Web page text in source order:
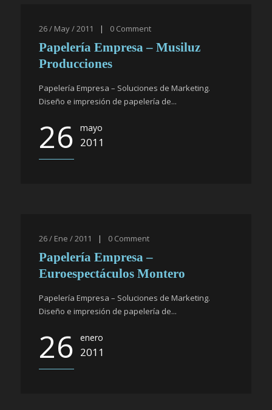
26 / May / 2011 | 0 Comment
Papelería Empresa – Musiluz
Producciones
Papelería Empresa – Soluciones de Marketing.
Diseño e impresión de papelería de...
26 mayo
2011
26 / Ene / 2011 | 0 Comment
Papelería Empresa –
Euroespectáculos Montero
Papelería Empresa – Soluciones de Marketing.
Diseño e impresión de papelería de...
26 enero
2011